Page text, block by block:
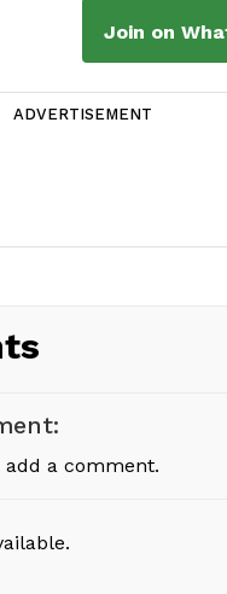
Join on
ADVERTISEMENT
add a comment.